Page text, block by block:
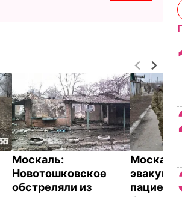
Москаль:
Новотошковское
обстреляли из
Москаль: